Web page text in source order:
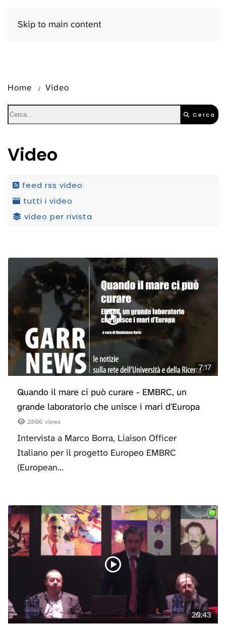
Skip to main content
Home Video
Cerca
Video
feed rss video
tutti i video
video per rivista
7:17
Quando il mare ci può curare - EMBRC, un
grande laboratorio che unisce i mari d'Europa
2806 views
Intervista a Marco Borra, Liaison Officer
Italiano per il progetto Europeo EMBRC
(European...
20:43